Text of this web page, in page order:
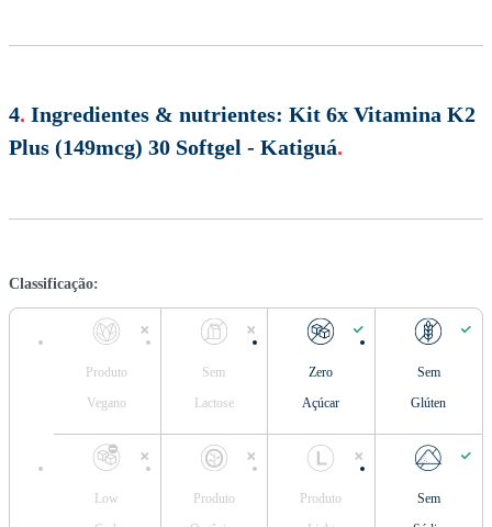
4. Ingredientes & nutrientes: Kit 6x Vitamina K2
Plus (149mcg) 30 Softgel - Katiguá.
Classificação:
Produto
Vegano
Sem
Lactose
Zero
Açúcar
Sem
Glúten
Low
Produto
Produto
Sem